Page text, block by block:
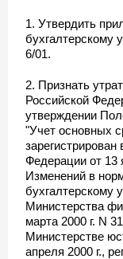
1. Утвердить
бухгалтерскому
6/01.
2. Признать
Российской
утверждении
"Учет основных
Федерации от 13
Изменений в
бухгалтерскому
Министерства
марта 2000 г. N
Министерстве
апреля 2000 г.,